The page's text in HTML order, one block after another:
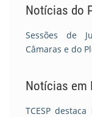
Notícias do
Sessões de
Câmaras e do
Notícias em
TCESP